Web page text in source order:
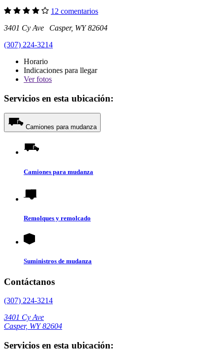
12 comentarios
3401 Cy Ave Casper, WY 82604
(307) 224-3214
Horario
Indicaciones para llegar
Verfotos
Servicios en esta ubicación:
Camiones para mudanza
Camiones para mudanza
Remolques y remolcado
Suministros de mudanza
Contáctanos
(307) 224-3214
3401 Cy Ave
Casper, WY 82604
Servicios en esta ubicación: